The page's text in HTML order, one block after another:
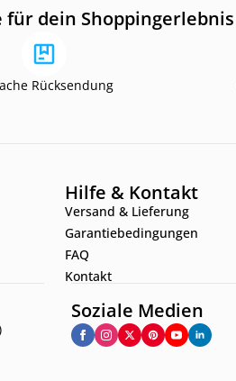
für dein Shoppingerlebnis
Rücksendung
Hilfe & Kontakt
Versand & Lieferung
Garantiebedingungen
FAQ
Kontakt
Soziale Medien